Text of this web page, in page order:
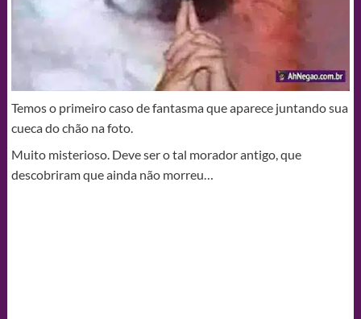
Temos o primeiro caso de fantasma que aparece juntando sua
cueca do chão na foto.
Muito misterioso. Deve ser o tal morador antigo, que
descobriram que ainda não morreu…